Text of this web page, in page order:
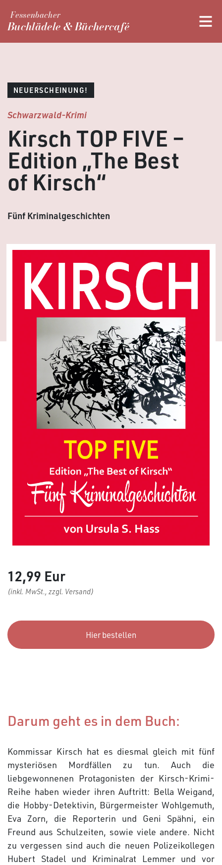
Fessenbacher
Buchlädele & Büchercafé
NEUERSCHEINUNG!
Schwarzwald-Krimi
Kirsch TOP FIVE –
Edition „The Best
of Kirsch“
Fünf Kriminalgeschichten
12,99 Eur
(inkl. MwSt., zzgl. Versand)
Hier bestellen
Darum geht es in dem Buch:
Kommissar Kirsch hat es diesmal gleich mit fünf
mysteriösen Mordfällen zu tun. Auch die
liebgewonnenen Protagonisten der Kirsch-Krimi-
Reihe haben wieder ihren Auftritt: Bella Weigand,
die Hobby-Detektivin, Bürgermeister Wohlgemuth,
Eva Zorn, die Reporterin und Geni Spähni, ein
Freund aus Schulzeiten, sowie viele andere. Nicht
zu vergessen sind auch die neuen Polizeikollegen
Hubert Stadel und Kriminalrat Lemmer und vor